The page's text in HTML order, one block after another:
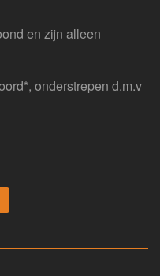
en zijn alleen
onderstrepen d.m.v